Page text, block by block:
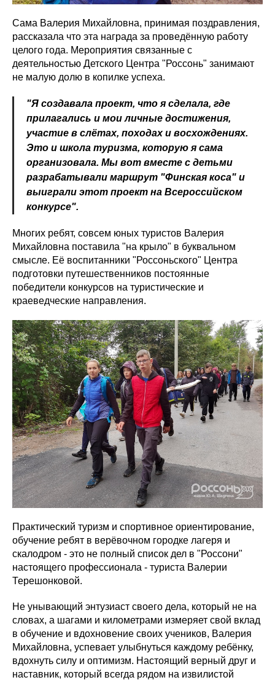
Сама Валерия Михайловна, принимая поздравления,
рассказала что эта награда за проведённую работу
целого года. Мероприятия связанные с
деятельностью Детского Центра "Россонь" занимают
не малую долю в копилке успеха.
"Я создавала проект, что я сделала, где
прилагались и мои личные достижения,
участие в слётах, походах и восхождениях.
Это и школа туризма, которую я сама
организовала. Мы вот вместе с детьми
разрабатывали маршрут "Финская коса" и
выиграли этот проект на Всероссийском
конкурсе".
Многих ребят, совсем юных туристов Валерия
Михайловна поставила "на крыло" в буквальном
смысле. Её воспитанники "Россоньского" Центра
подготовки путешественников постоянные
победители конкурсов на туристические и
краеведческие направления.
Практический туризм и спортивное ориентирование,
обучение ребят в верёвочном городке лагеря и
скалодром - это не полный список дел в "Россони"
настоящего профессионала - туриста Валерии
Терешонковой.
Не унывающий энтузиаст своего дела, который не на
словах, а шагами и километрами измеряет свой вклад
в обучение и вдохновение своих учеников, Валерия
Михайловна, успевает улыбнуться каждому ребёнку,
вдохнуть силу и оптимизм. Настоящий верный друг и
наставник, который всегда рядом на извилистой